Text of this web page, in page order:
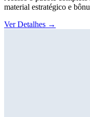
material estratégico e
Ver Detalhes →